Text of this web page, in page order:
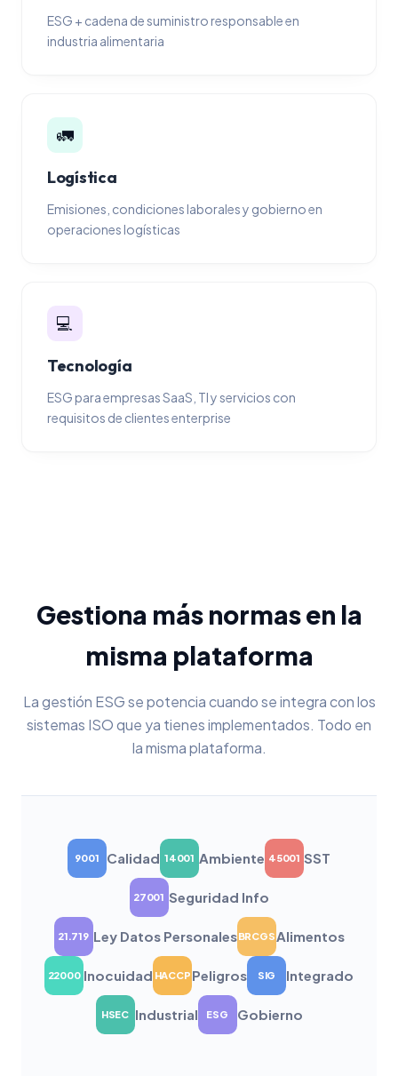
ESG + cadena de suministro responsable en
industria alimentaria
🚛
Logística
Emisiones, condiciones laborales y gobierno en
operaciones logísticas
💻
Tecnología
ESG para empresas SaaS, TI y servicios con
requisitos de clientes enterprise
Gestiona más normas en la
misma plataforma
La gestión ESG se potencia cuando se integra con los
sistemas ISO que ya tienes implementados. Todo en
la misma plataforma.
9001 Calidad 14001 Ambiente 45001 SST
27001 Seguridad Info
21.719 Ley Datos PersonalesBRCGS Alimentos
22000 Inocuidad HACCP Peligros SIG Integrado
HSEC Industrial ESG Gobierno